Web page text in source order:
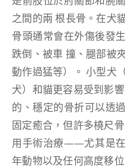
之間的兩 根長骨。在犬
骨頭通常會在外傷後發
跌倒、被車 撞、腿部被
動作過猛等）。 小型犬
犬）和貓更容易受到影
的、穩定的骨折可以透
固定癒合，但許多橈尺
用手術治療——尤其是
年動物以及任何高度移